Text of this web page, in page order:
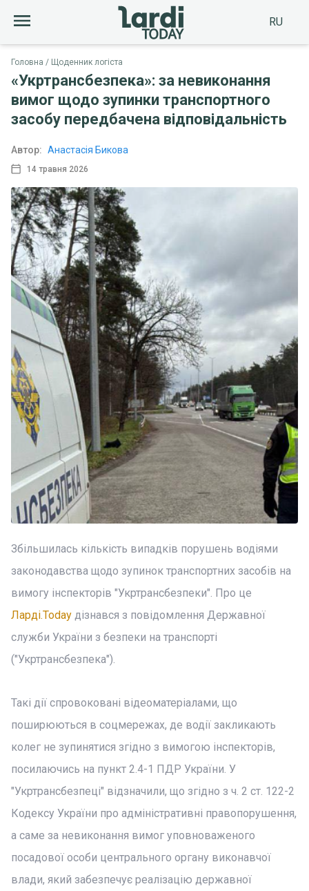
RU
Головна Щоденник логіста
«Укртрансбезпека»: за невиконання
вимог щодо зупинки транспортного
засобу передбачена відповідальність
14 травня 2026
Автор: Анастасія Бикова
Збільшилась кількість випадків порушень водіями
законодавства щодо зупинок транспортних засобів на
вимогу інспекторів "Укртрансбезпеки". Про це
Ларді.Today дізнався з повідомлення Державної
служби України з безпеки на транспорті
("Укртрансбезпека").
Такі дії спровоковані відеоматеріалами, що
поширюються в соцмережах, де водії закликають
колег не зупинятися згідно з вимогою інспекторів,
посилаючись на пункт 2.4-1 ПДР України. У
"Укртрансбезпеці" відзначили, що згідно з ч. 2 ст. 122-2
Кодексу України про адміністративні правопорушення,
а саме за невиконання вимог уповноваженого
посадової особи центрального органу виконавчої
влади, який забезпечує реалізацію державної